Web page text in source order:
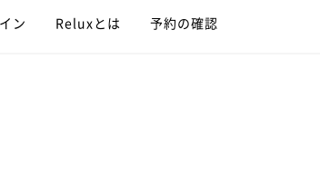
ン Reluxとは 予約の確認